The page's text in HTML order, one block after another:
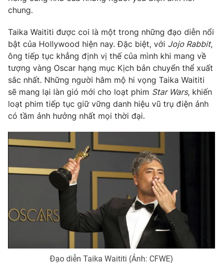
Góc doanh nghiệp
Truyền hình
Phim VTV
Hậu trường
Nhân vật
Khán giả
Giải sao mai
Giải trí
Điện ảnh
Âm nhạc
Sao
Đời sống
Du lịch
Làm đẹp
Giáo dục
Tuyển sinh
Hitech Công nghệ tương lai
Sản phẩm
Giao lưu trực tuyến
Lịch phát sóng
Chuyên mục khác
Podcast
chung.
Taika Waititi được coi là một trong những đạo diễn nổi
bật của Hollywood hiện nay. Đặc biệt, với Jojo Rabbit,
ông tiếp tục khẳng định vị thế của mình khi mang về
tượng vàng Oscar hạng mục Kịch bản chuyển thể xuất
sắc nhất. Những người hâm mộ hi vọng Taika Waititi
sẽ mang lại làn gió mới cho loạt phim Star Wars, khiến
loạt phim tiếp tục giữ vững danh hiệu vũ trụ điện ảnh
có tầm ảnh hưởng nhất mọi thời đại.
Đạo diễn Taika Waititi (Ảnh: CFWE)